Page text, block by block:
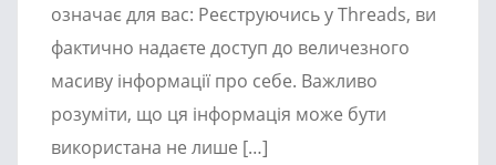
означає для вас: Реєструючись у Threads, ви
фактично надаєте доступ до величезного
масиву інформації про себе. Важливо
розуміти, що ця інформація може бути
використана не лише […]